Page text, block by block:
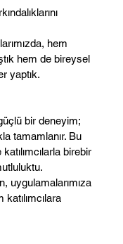
hem
hem de bireysel
yaptık.
bir deneyim;
tamamlanır. Bu
birebir
uygulamalarımıza